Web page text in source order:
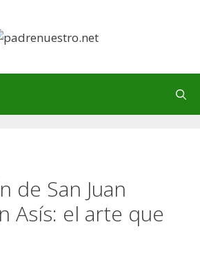
de San Juan
Asís: el arte que